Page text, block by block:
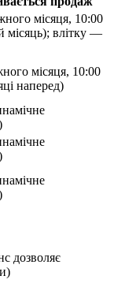
місяця, 10:00
місяць); влітку —
місяця, 10:00
наперед)
дозволяє